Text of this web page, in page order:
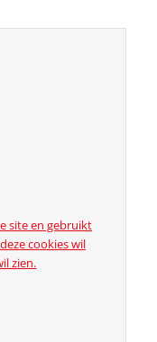
site en gebruikt
cookies wil
zien.